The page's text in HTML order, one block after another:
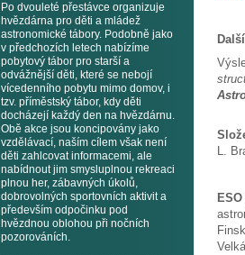
Po dvouleté přestávce organizuje
hvězdárna pro děti a mládež
astronomické tábory. Podobně jako
v předchozích letech nabízíme
pobytový tábor pro starší a
odvážnější děti, které se nebojí
vícedenního pobytu mimo domov, i
tzv. příměstský tábor, kdy děti
docházejí každý den na hvězdárnu.
Obě akce jsou koncipovány jako
vzdělávací, naším cílem však není
děti zahlcovat informacemi, ale
nabídnout jim smysluplnou rekreaci
plnou her, zábavných úkolů,
dobrovolných sportovních aktivit a
především odpočinku pod
hvězdnou oblohou při nočních
pozorováních.
L.
ESO